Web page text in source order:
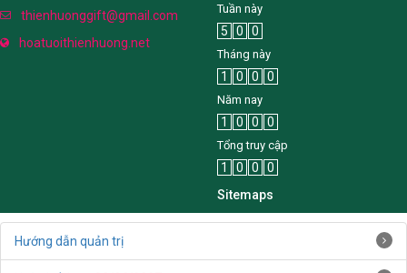
thienhuonggift@gmail.com
hoatuoithienhuong.net
Tuần này
5 0 0
Tháng này
1 0 0 0
Năm nay
1 0 0 0
Tổng truy cập
1 0 0
0
Sitemaps
Hướng dẫn quản trị